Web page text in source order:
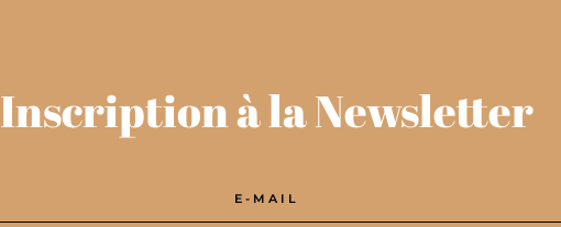
Inscription à la Newsletter